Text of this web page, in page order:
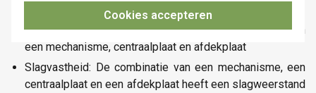
Cookies accepteren
benadering NCS S 0500-N Glossy, RAL9003)
Beschermingsgraad: IP41 voor de samenstelling van
een mechanisme, centraalplaat en afdekplaat
Slagvastheid: De combinatie van een mechanisme, een
centraalplaat en een afdekplaat heeft een slagweerstand